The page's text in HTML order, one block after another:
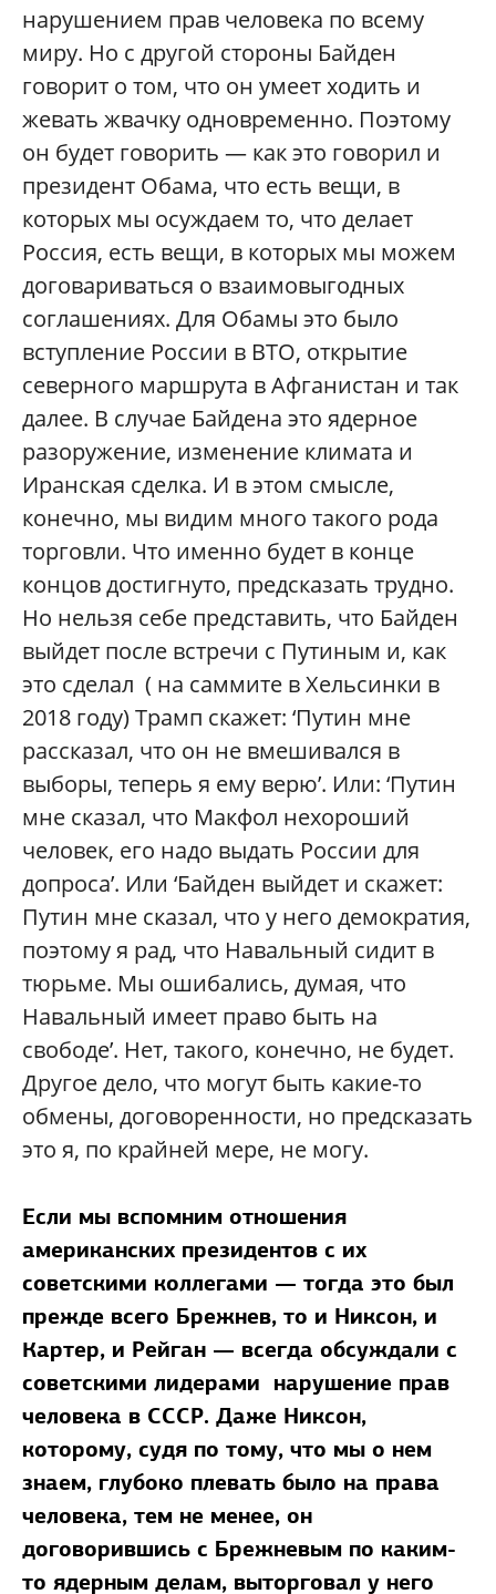
нарушением прав человека по всему
миру. Но с другой стороны Байден
говорит о том, что он умеет ходить и
жевать жвачку одновременно. Поэтому
он будет говорить — как это говорил и
президент Обама, что есть вещи, в
которых мы осуждаем то, что делает
Россия, есть вещи, в которых мы можем
договариваться о взаимовыгодных
соглашениях. Для Обамы это было
вступление России в ВТО, открытие
северного маршрута в Афганистан и так
далее. В случае Байдена это ядерное
разоружение, изменение климата и
Иранская сделка. И в этом смысле,
конечно, мы видим много такого рода
торговли. Что именно будет в конце
концов достигнуто, предсказать трудно.
Но нельзя себе представить, что Байден
выйдет после встречи с Путиным и, как
это сделал ( на саммите в Хельсинки в
2018 году) Трамп скажет: ‘Путин мне
рассказал, что он не вмешивался в
выборы, теперь я ему верю’. Или: ‘Путин
мне сказал, что Макфол нехороший
человек, его надо выдать России для
допроса’. Или ‘Байден выйдет и скажет:
Путин мне сказал, что у него демократия,
поэтому я рад, что Навальный сидит в
тюрьме. Мы ошибались, думая, что
Навальный имеет право быть на
свободе’. Нет, такого, конечно, не будет.
Другое дело, что могут быть какие-то
обмены, договоренности, но предсказать
это я, по крайней мере, не могу.
Если мы вспомним отношения
американских президентов с их
советскими коллегами — тогда это был
прежде всего Брежнев, то и Никсон, и
Картер, и Рейган — всегда обсуждали с
советскими лидерами нарушение прав
человека в СССР. Даже Никсон,
которому, судя по тому, что мы о нем
знаем, глубоко плевать было на права
человека, тем не менее, он
договорившись с Брежневым по каким-
то ядерным делам, выторговал у него